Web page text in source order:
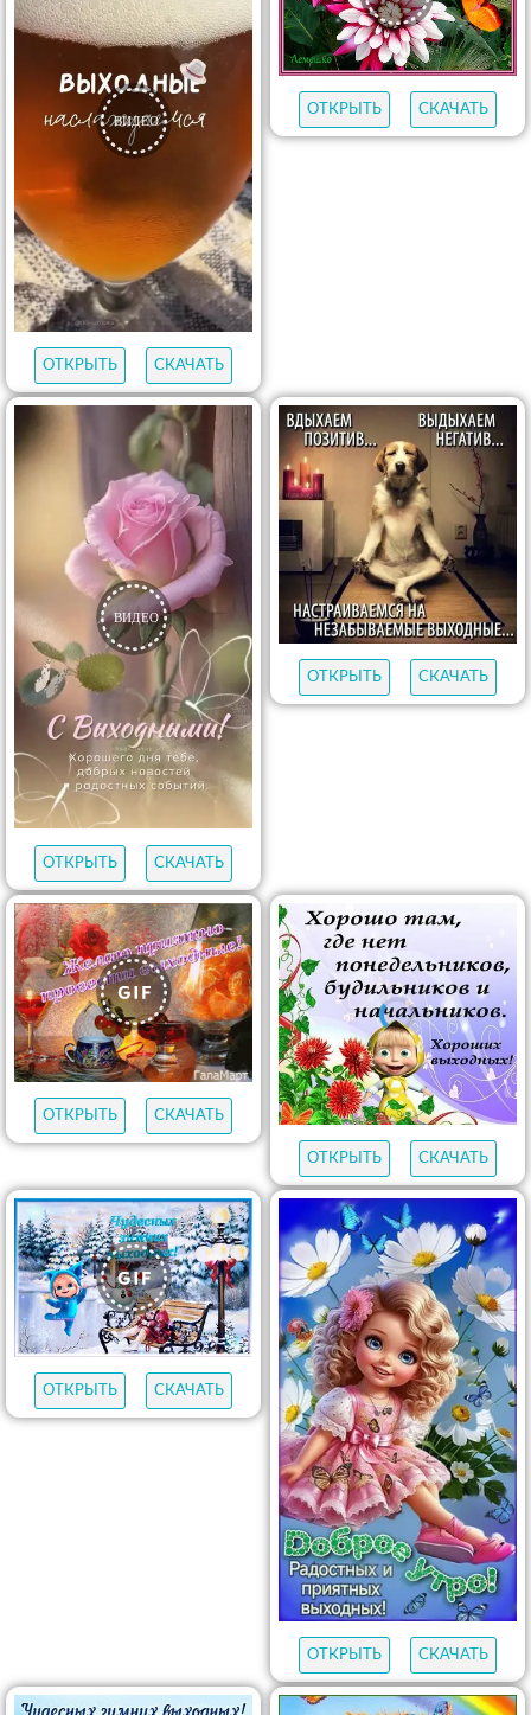
ОТКРЫТЬ СКАЧАТЬ
ОТКРЫТЬ СКАЧАТЬ
ОТКРЫТЬ СКАЧАТЬ
ОТКРЫТЬ СКАЧАТЬ
ОТКРЫТЬ СКАЧАТЬ
ОТКРЫТЬ СКАЧАТЬ
ОТКРЫТЬ СКАЧАТЬ
ОТКРЫТЬ СКАЧАТЬ